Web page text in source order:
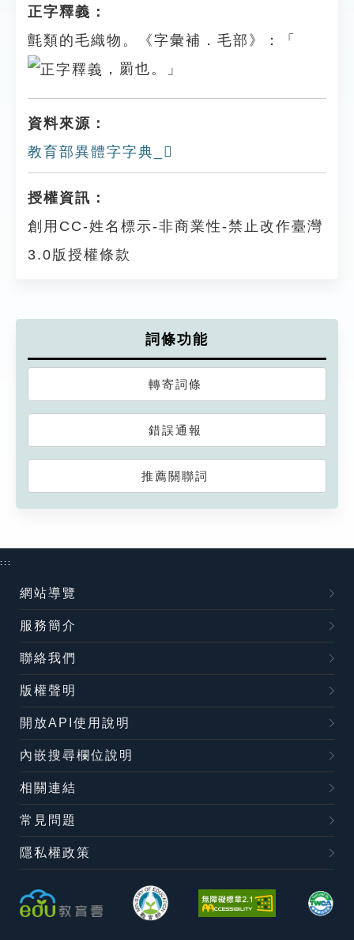
正字釋義：
氈類的毛織物。《字彙補．毛部》：「
，罽也。」
資料來源：
教育部異體字字典_𣭇
授權資訊：
創用CC-姓名標示-非商業性-禁止改作臺灣
3.0版授權條款
詞條功能
轉寄詞條
錯誤通報
推薦關聯詞
:::
網站導覽
服務簡介
聯絡我們
版權聲明
開放API使用說明
內嵌搜尋欄位說明
相關連結
常見問題
隱私權政策